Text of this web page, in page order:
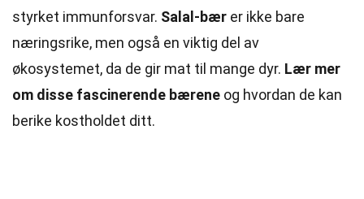
styrket immunforsvar. Salal-bær er ikke bare
næringsrike, men også en viktig del av
økosystemet, da de gir mat til mange dyr. Lær mer
om disse fascinerende bærene og hvordan de kan
berike kostholdet ditt.